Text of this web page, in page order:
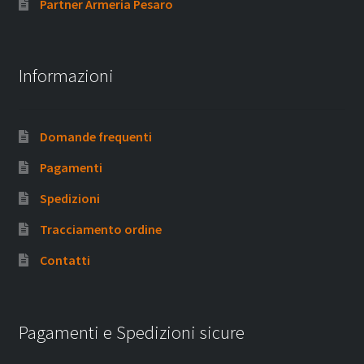
Partner Armeria Pesaro
Informazioni
Domande frequenti
Pagamenti
Spedizioni
Tracciamento ordine
Contatti
Pagamenti e Spedizioni sicure